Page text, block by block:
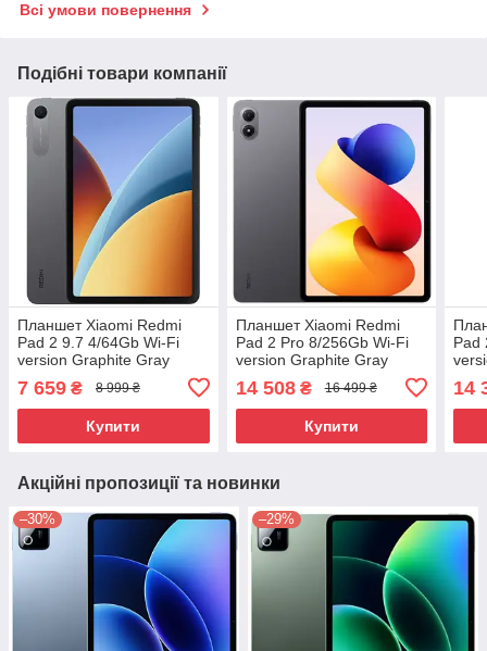
Всі умови повернення
Подібні товари компанії
Планшет Xiaomi Redmi
Pad 2 9.7 4/64Gb Wi-Fi
version Graphite Gray
7 659 ₴ 8 999 ₴
Купити
Планшет Xiaomi Redmi
Pad 2 Pro 8/256Gb Wi-Fi
version Graphite Gray
14 508₴ 16 499 ₴
Купити
Pad
14
Акційні пропозиції та новинки
–30% –29%